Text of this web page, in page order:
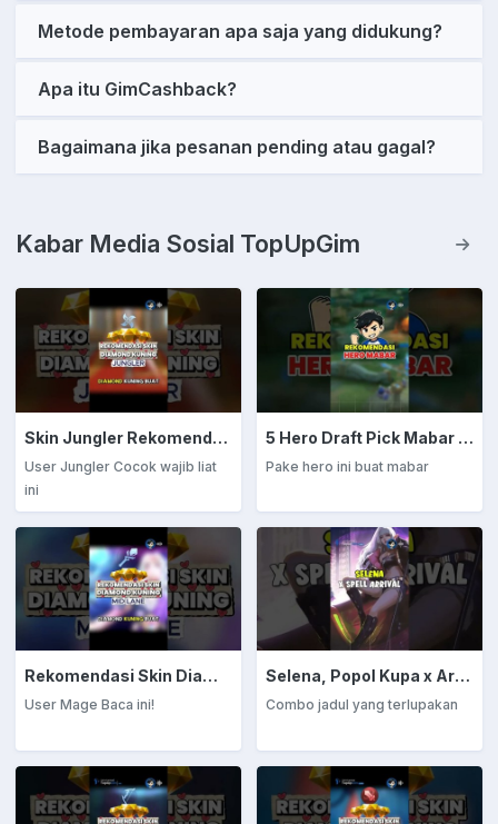
Metode pembayaran apa saja yang didukung?
Apa itu GimCashback?
Bagaimana jika pesanan pending atau gagal?
Kabar Media Sosial TopUpGim
Skin Jungler Rekomendasi Diamond Kuning
User Jungler Cocok wajib liat
ini
5 Hero Draft Pick Mabar Auto Win
Pake hero ini buat mabar
Rekomendasi Skin Diamond Kuning: Mage
User Mage Baca ini!
Selena, Popol Kupa x Arrival
Combo jadul yang terlupakan